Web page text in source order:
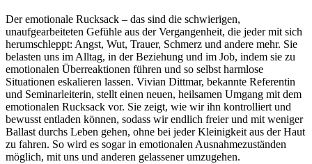
Der emotionale Rucksack – das sind die schwierigen,
unaufgearbeiteten Gefühle aus der Vergangenheit, die jeder mit sich
herumschleppt: Angst, Wut, Trauer, Schmerz und andere mehr. Sie
belasten uns im Alltag, in der Beziehung und im Job, indem sie zu
emotionalen Überreaktionen führen und so selbst harmlose
Situationen eskalieren lassen. Vivian Dittmar, bekannte Referentin
und Seminarleiterin, stellt einen neuen, heilsamen Umgang mit dem
emotionalen Rucksack vor. Sie zeigt, wie wir ihn kontrolliert und
bewusst entladen können, sodass wir endlich freier und mit weniger
Ballast durchs Leben gehen, ohne bei jeder Kleinigkeit aus der Haut
zu fahren. So wird es sogar in emotionalen Ausnahmezuständen
möglich, mit uns und anderen gelassener umzugehen.